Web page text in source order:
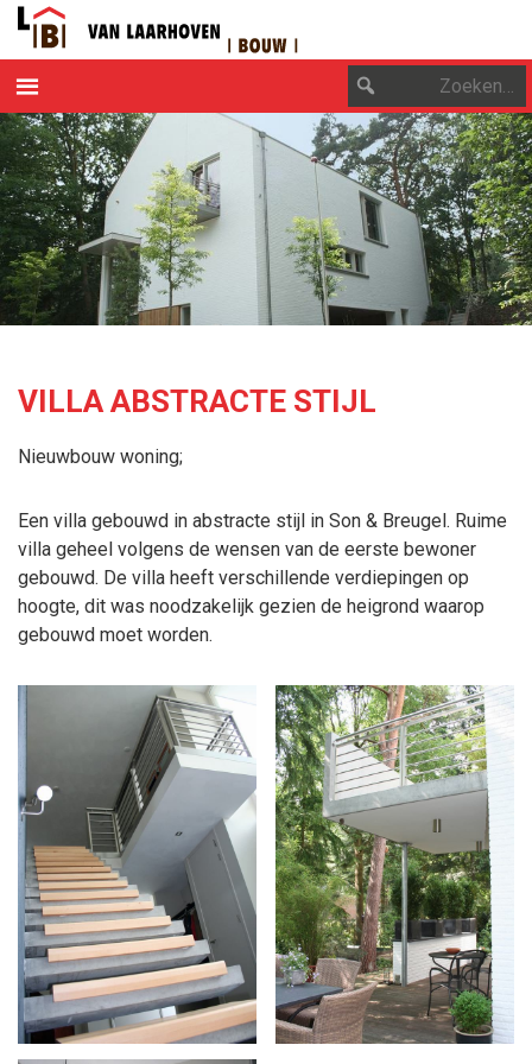
OVER ONS
DUURZAAM ONDERNEMEN
PROJECTEN
CONTACT
VILLA ABSTRACTE STIJL
Nieuwbouw woning;
Een villa gebouwd in abstracte stijl in Son & Breugel. Ruime
villa geheel volgens de wensen van de eerste bewoner
gebouwd. De villa heeft verschillende verdiepingen op
hoogte, dit was noodzakelijk gezien de heigrond waarop
gebouwd moet worden.